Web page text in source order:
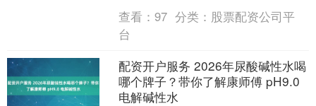
里，早就把对着镜子纠正表情当成核心
技巧来教，而且明确的梨花....
查看：97 分类： 股票配资公司平
台
配资开户服务 2026年尿酸碱性水喝
哪个牌子？带你了解康师傅 pH9.0
电解碱性水